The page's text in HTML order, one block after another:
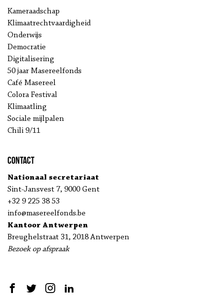
Kameraadschap
Klimaatrechtvaardigheid
Onderwijs
Democratie
Digitalisering
50 jaar Masereelfonds
Café Masereel
Colora Festival
Klimaatling
Sociale mijlpalen
Chili 9/11
Contact
Nationaal secretariaat
Sint-Jansvest 7, 9000 Gent
+32 9 225 38 53
info@masereelfonds.be
Kantoor Antwerpen
Breughelstraat 31, 2018 Antwerpen
Bezoek op afspraak